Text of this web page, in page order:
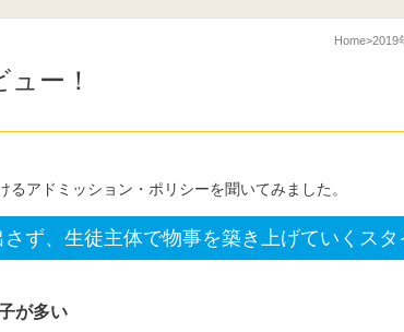
Home 2019
ー！
アドミッション・ポリシーを聞いてみました。
ず、生徒主体で物事を築き上げていくスタ
が多い